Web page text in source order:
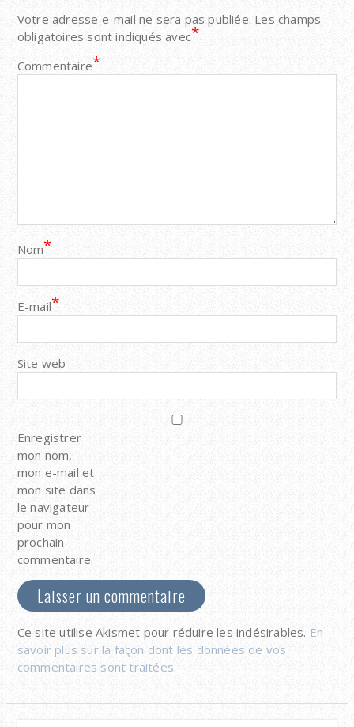
Votre adresse e-mail ne sera pas publiée. Les champs
obligatoires sont indiqués avec*
Commentaire*
Nom*
E-mail*
Site web
Enregistrer
mon nom,
mon e-mail et
mon site dans
le navigateur
pour mon
prochain
commentaire.
Ce site utilise Akismet pour réduire les indésirables. En
savoir plus sur la façon dont les données de vos
commentaires sont traitées.